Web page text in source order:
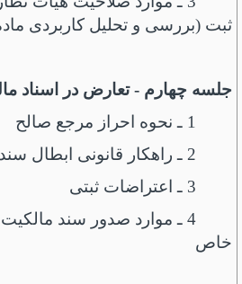
ثبت (بررسی و تحلیل کاربردی ماده 25
جلسه چهارم - تعارض در اسناد
1 ـ نحوه احراز مرجع صالح
2 ـ راهکار قانونی ابطال سند مالکیت معارض
3 ـ اعتراضات ثبتی
4 ـ موارد صدور سند
خاص